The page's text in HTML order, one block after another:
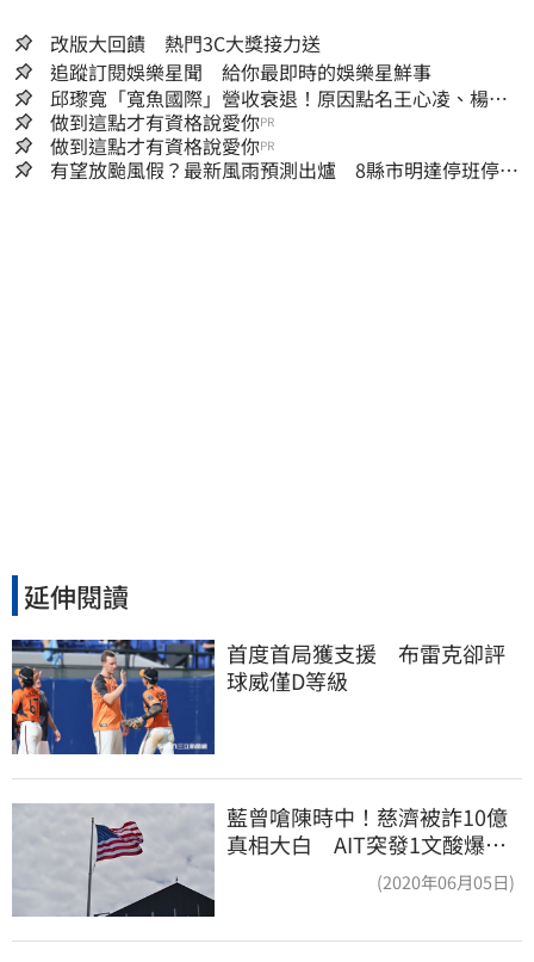
改版大回饋 熱門3C大獎接力送
追蹤訂閱娛樂星聞 給你最即時的娛樂星鮮事
邱瓈寬「寬魚國際」營收衰退！原因點名王心凌、楊丞
琳網笑翻：太誠實
做到這點才有資格說愛你PR
做到這點才有資格說愛你PR
有望放颱風假？最新風雨預測出爐 8縣市明達停班停課
延伸閱讀
首度首局獲支援　布雷克卻評
球威僅D等級
藍曾嗆陳時中！慈濟被詐10億
真相大白 AIT突發1文酸爆…
(2020年06月05日)